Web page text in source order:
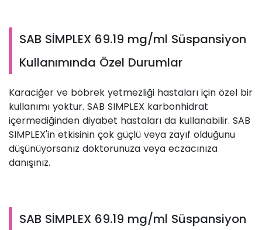
SAB SİMPLEX 69.19 mg/ml Süspansiyon
Kullanımında Özel Durumlar
Karaciğer ve böbrek yetmezliği hastaları için özel bir
kullanımı yoktur. SAB SIMPLEX karbonhidrat
içermediğinden diyabet hastaları da kullanabilir. SAB
SIMPLEX'in etkisinin çok güçlü veya zayıf olduğunu
düşünüyorsanız doktorunuza veya eczacınıza
danışınız.
SAB SİMPLEX 69.19 mg/ml Süspansiyon